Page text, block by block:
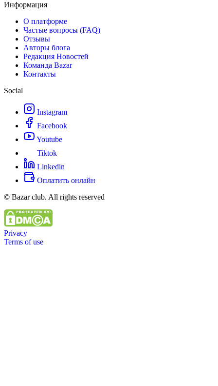
Информация
О платформе
Частые вопросы (FAQ)
Отзывы
Авторы блога
Редакция Новостей
Команда Bazar
Контакты
Social
Instagram
Facebook
Youtube
Tiktok
Linkedin
Оплатить онлайн
© Bazar club. All rights reserved
Privacy
Terms of use